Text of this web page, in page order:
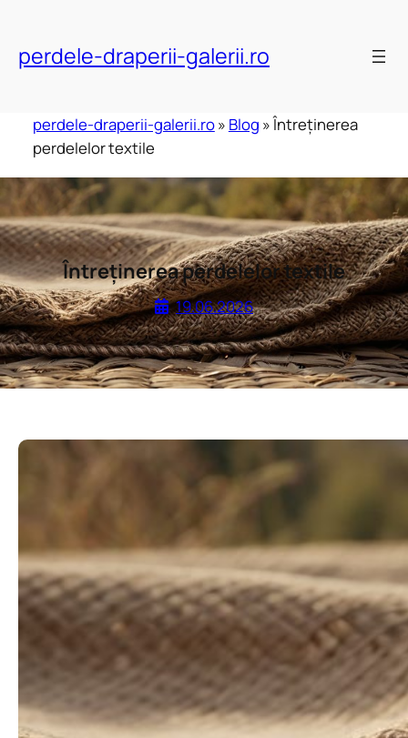
content
perdele-draperii-galerii.ro
perdele-draperii-galerii.ro» Blog »Întreținerea
perdelelor textile
Întreținerea perdelelor textile
19.06.2026